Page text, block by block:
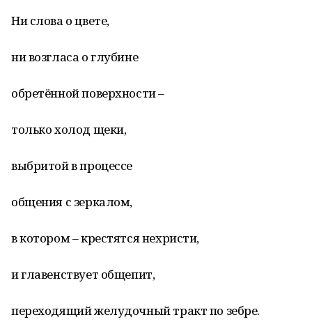
Ни слова о цвете,
ни возгласа о глубине
обретённой поверхности –
только холод щеки,
выбритой в процессе
общения с зеркалом,
в котором – крестятся нехристи,
и главенствует общепит,
переходящий желудочный тракт по зебре.